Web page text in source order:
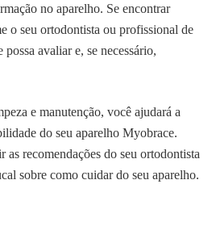
no aparelho. Se encontrar
o seu ortodontista ou profissional de
possa avaliar e, se necessário,
e manutenção, você ajudará a
do seu aparelho Myobrace.
as recomendações do seu ortodontista
sobre como cuidar do seu aparelho.